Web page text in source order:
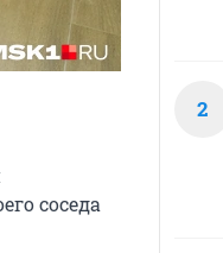
соседа
2